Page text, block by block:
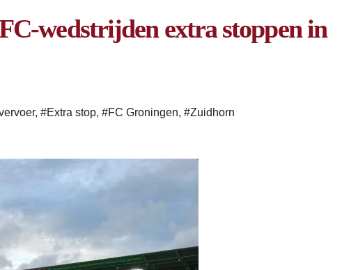
wedstrijden extra stoppen in
, #Extra stop, #FC Groningen, #Zuidhorn